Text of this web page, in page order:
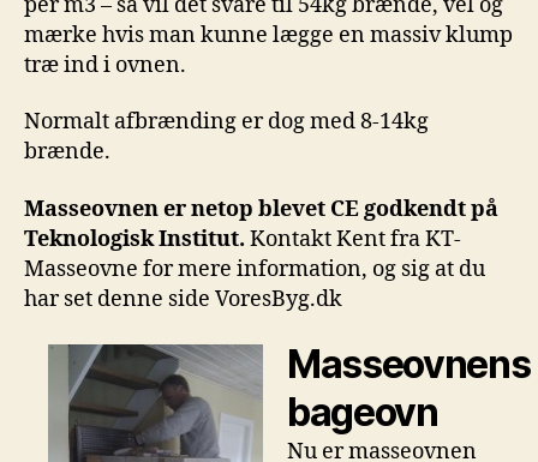
mærke hvis man kunne lægge en massiv klump
træ ind i ovnen.
Normalt afbrænding er dog med 8-14kg
brænde.
Masseovnen er netop blevet CE godkendt på
Teknologisk Institut. Kontakt Kent fra KT-
Masseovne for mere information, og sig at du
har set denne side VoresByg.dk
Masseovnens
bageovn
Nu er masseovnen